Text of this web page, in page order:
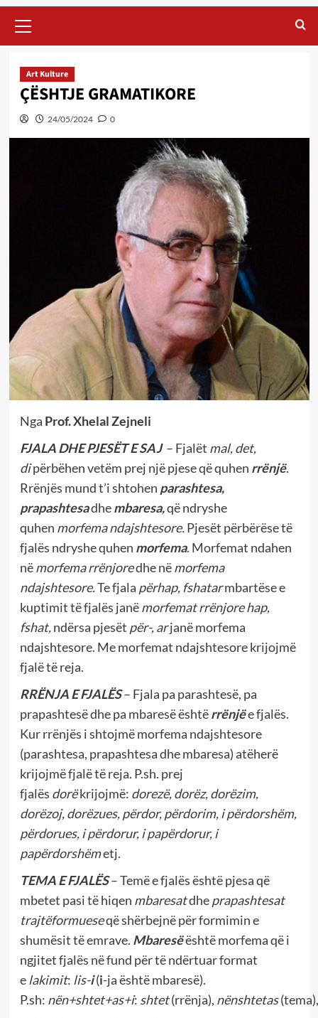
Menu
Art Kulture
ÇËSHTJE GRAMATIKORE
24/05/2024 0
Nga Prof. Xhelal Zejneli
FJALA DHE PJESËT E SAJ – Fjalët mal, det,
dipërbëhen vetëm prej një pjese që quhen rrënjë.
Rrënjës mund t’i shtohen parashtesa,
prapashtesadhembaresa,që ndryshe
quhen morfema ndajshtesore. Pjesët përbërëse të
fjalës ndryshe quhen morfema. Morfemat ndahen
nëmorfema rrënjoredhe nëmorfema
ndajshtesore.Te fjala përhap, fshatarmbartëse e
kuptimit të fjalës janëmorfemat rrënjore hap,
fshat,ndërsa pjesët për-, arjanë morfema
ndajshtesore. Me morfemat ndajshtesore krijojmë
fjalë të reja.
RRËNJA E FJALËS– Fjala pa parashtesë, pa
prapashtesë dhe pa mbaresë ështërrënjëe fjalës.
Kur rrënjës i shtojmë morfema ndajshtesore
(parashtesa, prapashtesa dhe mbaresa) atëherë
krijojmë fjalë të reja. P.sh. prej
fjalës dorëkrijojmë: dorezë, dorëz, dorëzim,
dorëzoj, dorëzues, përdor, përdorim, i përdorshëm,
përdorues, i përdorur, i papërdorur, i
papërdorshëmetj.
TEMA E FJALËS– Temë e fjalës është pjesa që
mbetet pasi të hiqen mbaresatdheprapashtesat
trajtëformueseqë shërbejnë për formimin e
shumësit të emrave. Mbaresëështë morfema që i
ngjitet fjalës në fund për të ndërtuar format
elakimit: lis-i(i-ja është mbaresë).
P.sh: nën+shtet+as+i: shtet(rrënja), nënshtetas